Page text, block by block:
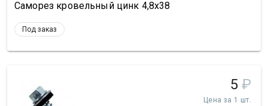
Саморез кровельный цинк 4,8х38
Под заказ
5 ₽
Цена за 1 шт.